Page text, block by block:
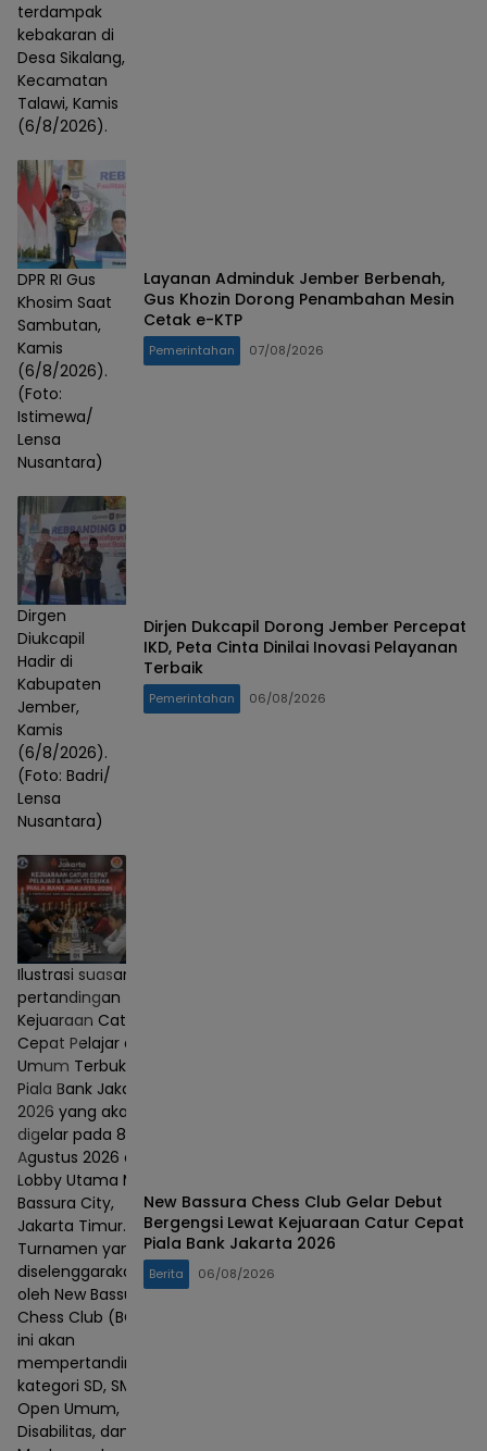
terdampak
kebakaran di
Desa Sikalang,
Kecamatan
Talawi, Kamis
(6/8/2026).
DPR RI Gus
Khosim Saat
Sambutan,
Kamis
(6/8/2026).
(Foto:
Istimewa/
Lensa
Nusantara)
Layanan Adminduk Jember Berbenah,
Gus Khozin Dorong Penambahan Mesin
Cetak e-KTP
Pemerintahan 07/08/2026
Dirgen
Diukcapil
Hadir di
Kabupaten
Jember,
Kamis
(6/8/2026).
(Foto: Badri/
Lensa
Nusantara)
Dirjen Dukcapil Dorong Jember Percepat
IKD, Peta Cinta Dinilai Inovasi Pelayanan
Terbaik
Pemerintahan 06/08/2026
Ilustrasi suasana
pertandingan
Kejuaraan Catur
Cepat Pelajar dan
Umum Terbuka
Piala Bank Jakarta
2026 yang akan
digelar pada 8–9
Agustus 2026 di
Lobby Utama Mall
Bassura City,
Jakarta Timur.
Turnamen yang
diselenggarakan
oleh New Bassura
Chess Club (BCC)
ini akan
mempertandingkan
kategori SD, SMP,
Open Umum,
Disabilitas, dan
New Bassura Chess Club Gelar Debut
Bergengsi Lewat Kejuaraan Catur Cepat
Piala Bank Jakarta 2026
Berita 06/08/2026